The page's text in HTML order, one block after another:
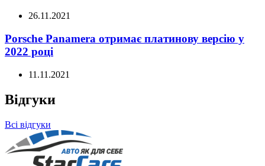
26.11.2021
Porsche Panamera отримає платинову версію у
2022 році
11.11.2021
Відгуки
Всі відгуки